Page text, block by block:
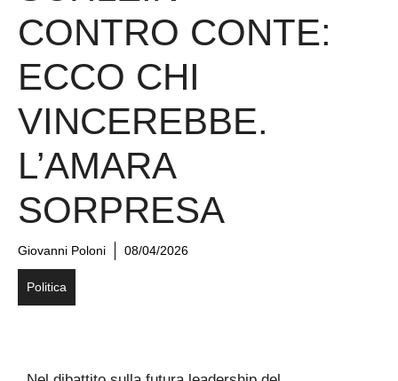
CONTRO CONTE:
ECCO CHI
VINCEREBBE.
L’AMARA
SORPRESA
Giovanni Poloni 08/04/2026
Politica